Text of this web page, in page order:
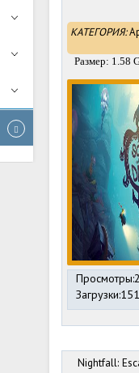
КАТЕГОРИЯ:
Размер: 1.58
Загрузки:151
Nightfall: